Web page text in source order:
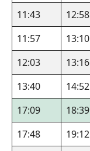
11:43
12:58
11:57
13:10
12:03
13:16
13:40
14:52
17:09
18:39
17:48
19:12